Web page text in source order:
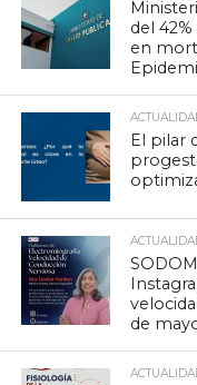
del
en
El pilar
de